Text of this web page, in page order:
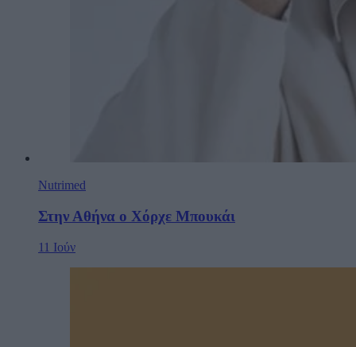
Nutrimed
Στην Αθήνα ο Χόρχε Μπουκάι
11 Ιούν